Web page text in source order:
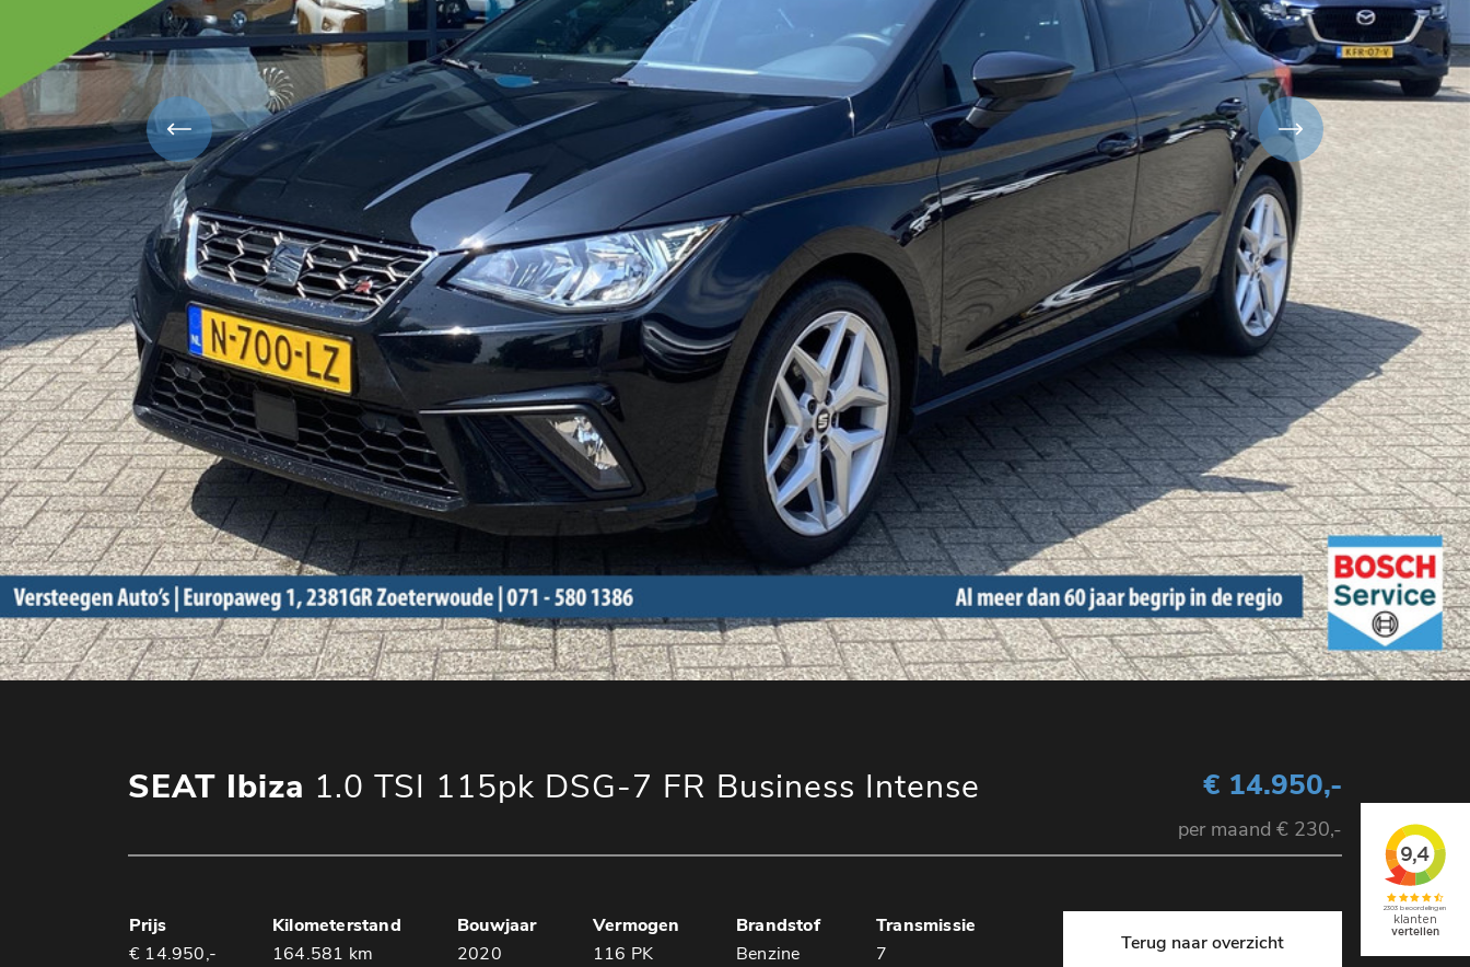
SEAT Ibiza 1.0 TSI 115pk DSG-7 FR Business Intense € 14.950,-
per maand € 230,-
Prijs Kilometerstand Bouwjaar Vermogen Brandstof
Transmissie
€ 14.950,-
164.581 km 2020 116 PK Benzine 7 Terug naar overzicht